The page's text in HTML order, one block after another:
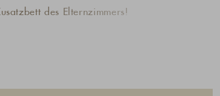
des Elternzimmers!